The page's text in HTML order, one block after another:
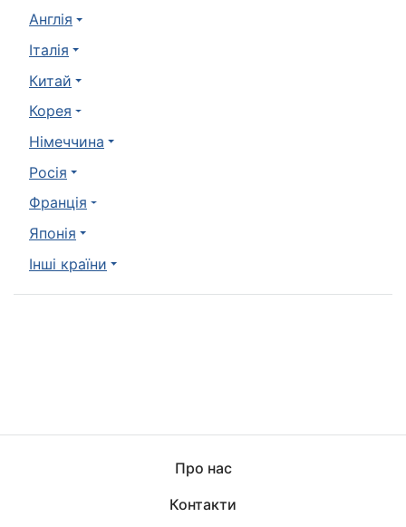
Англія
Італія
Китай
Корея
Німеччина
Росія
Франція
Японія
Інші країни
Про нас
Контакти